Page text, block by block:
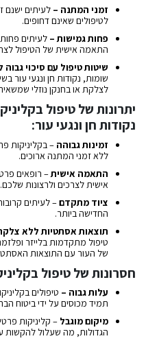
זמני המתנה – לעיתים ישנם
לטיפולים שאינם דחופים.
פחות גמישות – לעיתים
התאמה אישית של הטיפול
שיטות טיפול עם סיכוי
שומות, נקודות חן ונגעי עור
לצלקת או בחנקן נוזלי שמשאיר
יתרונות של טיפול
נקודות חן ונגעי עור:
זמינות גבוהה – בקליניקות
ללא זמני המתנה ארוכים.
התאמה אישית– רופאים
אישית לצרכים ולרצונות שלכם.
ציוד מתקדם– לעיתים
החדישה ביותר.
תוצאות אסתטיות ללא
טיפול מתקדמות בלייזר
של העור עם התוצאות
חסרונות של טיפול
עלות גבוה – טיפולים
תמיד מכוסים על ידי ביטוח
מיקום מוגבל – קליניקות
הגדולות, מה שעלול להקשות